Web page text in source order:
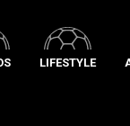
LIFESTYLE